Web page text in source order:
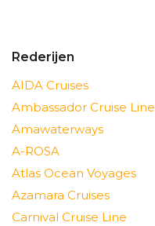
Rederijen
AIDA Cruises
Ambassador Cruise Line
Amawaterways
A-ROSA
Atlas Ocean Voyages
Azamara Cruises
Carnival Cruise Line